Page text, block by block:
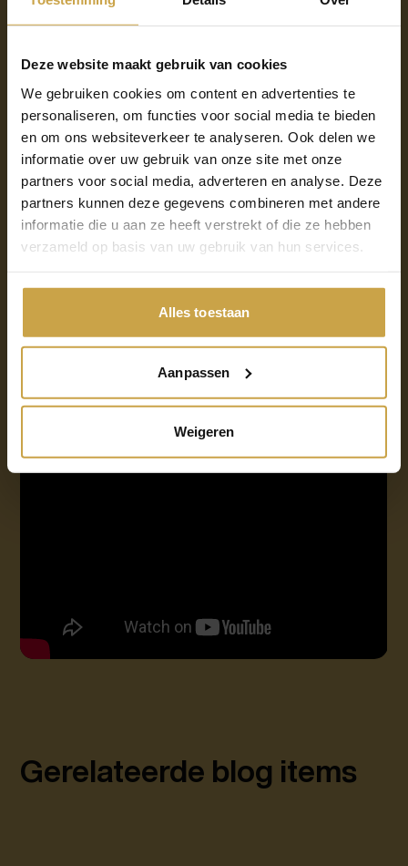
Deze website maakt gebruik van cookies
We gebruiken cookies om content en advertenties te
personaliseren, om functies voor social media te bieden
en om ons websiteverkeer te analyseren. Ook delen we
informatie over uw gebruik van onze site met onze
partners voor social media, adverteren en analyse. Deze
partners kunnen deze gegevens combineren met andere
informatie die u aan ze heeft verstrekt of die ze hebben
verzameld op basis van uw gebruik van hun services.
Alles toestaan
Aanpassen
Weigeren
Niet alleen onze nieuwe website is in 2020 gelanceerd,
maar ook onze gloednieuwe
Fundaments Portal . In
deze Portal hanteren we het unieke Pay as you Go
model en kun je als klant zelf met een muisklik de
resources van je Virtuele Datacenter verhogen of
verlagen (zonder tussenkomst van Fundaments).
Dankzij deze ontwikkeling zijn we met onze
Fundaments Cloud dichter op het businessmodel van
Mede hierdoor hebben we in 2020 laten zien dat we
duidelijk op weg zijn om dé expert in (alle) Clouds te
2021 natuurlijk vol enthousiasme mee door!
GO BEYOND. BE THE BEST.
Gerelateerde blog items